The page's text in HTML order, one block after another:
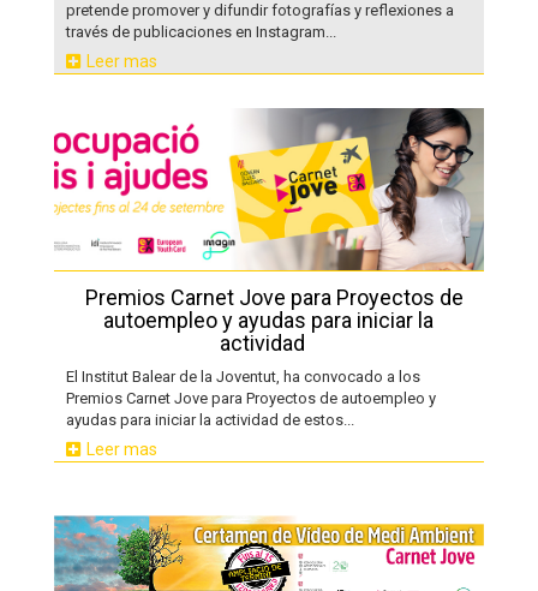
pretende promover y difundir fotografías y reflexiones a
través de publicaciones en Instagram...
Leer mas
Premios Carnet Jove para Proyectos de
autoempleo y ayudas para iniciar la
actividad
El Institut Balear de la Joventut, ha convocado a los
Premios Carnet Jove para Proyectos de autoempleo y
ayudas para iniciar la actividad de estos...
Leer mas